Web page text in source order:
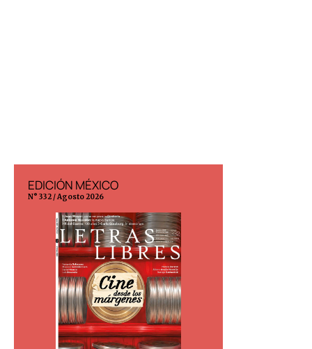
EDICIÓN MÉXICO
N° 332 / Agosto 2026